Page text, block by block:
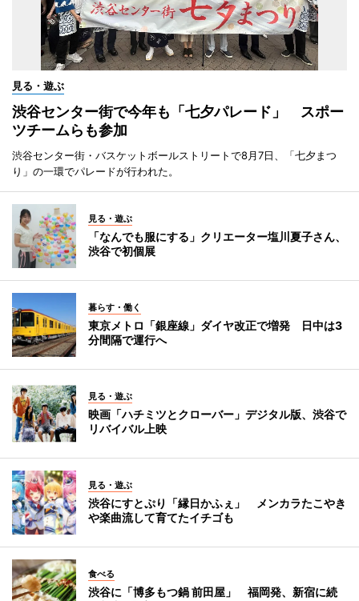
見る・遊ぶ
渋谷センター街で今年も「七夕パレード」 スポー
ツチームらも参加
渋谷センター街・バスケットボールストリートで8月7日、「七夕まつ
り」の一環でパレードが行われた。
見る・遊ぶ
「なんでも服にする」クリエーター塩川夏子さん、
渋谷で初個展
暮らす・働く
東京メトロ「銀座線」ダイヤ改正で増発 日中は3
分間隔で運行へ
見る・遊ぶ
映画「ハチミツとクローバー」デジタル版、渋谷で
リバイバル上映
見る・遊ぶ
渋谷にすとぷり「縁日かふぇ」 メンカラたこやき
や楽曲流して育てたイチゴも
食べる
渋谷に「博多もつ鍋 前田屋」 福岡発、新宿に続